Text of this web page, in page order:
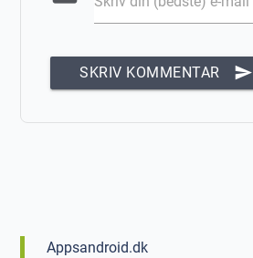
SKRIV KOMMENTAR send
Appsandroid.dk